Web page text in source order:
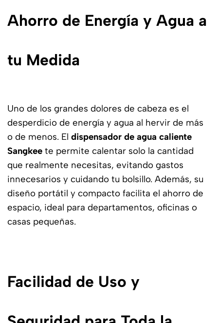
Ahorro de Energía y Agua a
tu Medida
Uno de los grandes dolores de cabeza es el
desperdicio de energía y agua al hervir de más
o de menos. El dispensador de agua caliente
Sangkee te permite calentar solo la cantidad
que realmente necesitas, evitando gastos
innecesarios y cuidando tu bolsillo. Además, su
diseño portátil y compacto facilita el ahorro de
espacio, ideal para departamentos, oficinas o
casas pequeñas.
Facilidad de Uso y